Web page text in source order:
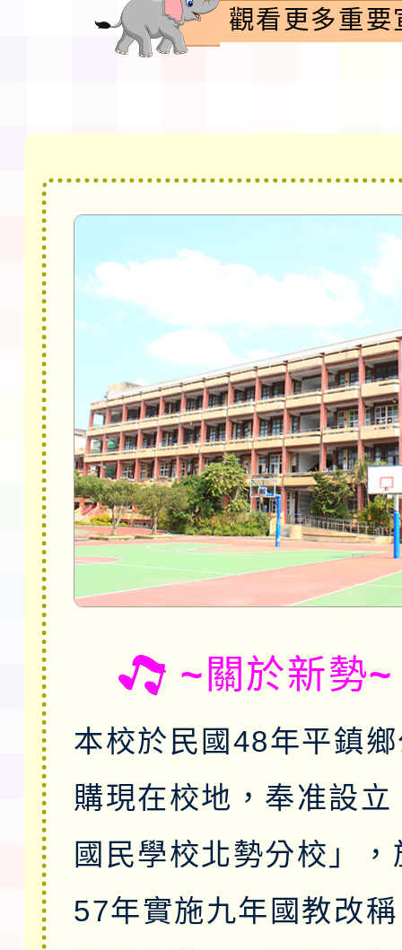
觀看更多重要
~關於新勢~
本校於民國48年平鎮
購現在校地，奉准設立
國民學校北勢分校」，
57年實施九年國教改